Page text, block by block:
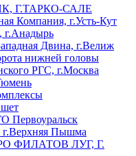
Г.ТАРКО-САЛЕ
Компания, г.Усть-Кут
г.Анадырь
Двина, г.Велиж
нижней головы
РГС, г.Москва
Первоуральск
г.Верхняя Пышма
ФИЛАТОВ ЛУГ, Г.